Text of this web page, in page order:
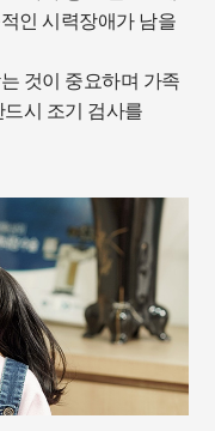
인 시력장애가 남을
것이 중요하며 가족
시 조기 검사를